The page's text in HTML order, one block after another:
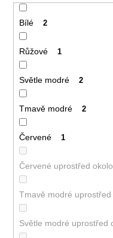
Bílé 2
Růžové 1
Světle modré 2
Tmavě modré 2
Červené 1
Červené uprostřed
Tmavě modré
Světle modré uprostřed